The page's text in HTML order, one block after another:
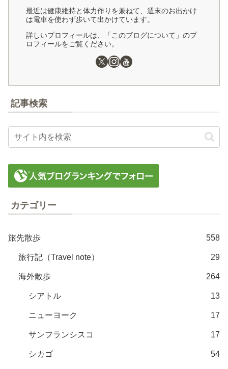
最近は健康維持と体力作りを兼ねて、週末のお出かけ
は電車を使わず歩いて出かけています。
詳しいプロフィールは、「このブログについて」のプ
ロフィールをご覧ください。
記事検索
カテゴリー
旅先散歩 558
旅行記（Travel note） 29
海外散歩 264
シアトル 13
ニューヨーク 17
サンフランシスコ 17
シカゴ 54